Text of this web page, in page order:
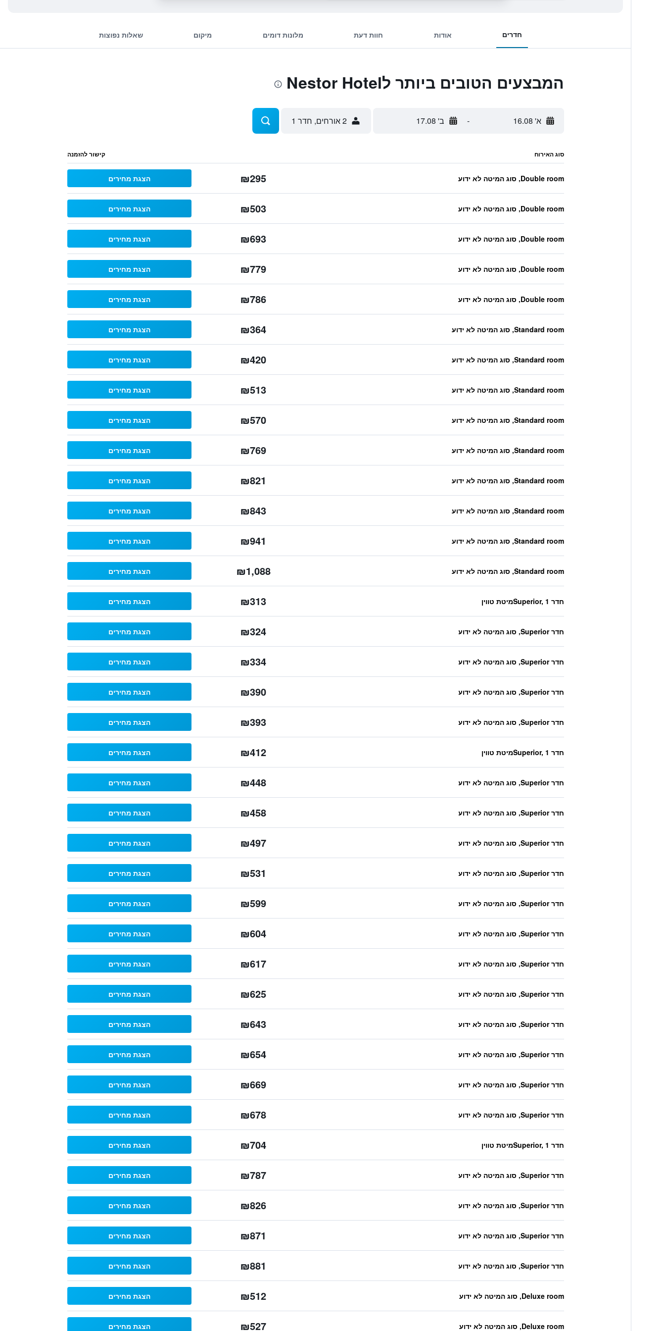
חדרים אודות חוות דעת מלונות דומים מיקום שאלות נפוצות
המבצעים הטובים ביותר לNestor Hotel
א' 16.08 - ב' 17.08 2 אורחים, חדר 1
סוג האירוח קישור להזמנה
Double room, סוג המיטה לא ידוע ₪295 הצגת מחירים
Double room, סוג המיטה לא ידוע ₪503 הצגת מחירים
Double room, סוג המיטה לא ידוע ₪693 הצגת מחירים
Double room, סוג המיטה לא ידוע ₪779 הצגת מחירים
Double room, סוג המיטה לא ידוע ₪786 הצגת מחירים
Standard room, סוג המיטה לא ידוע ₪364 הצגת מחירים
Standard room, סוג המיטה לא ידוע ₪420 הצגת מחירים
Standard room, סוג המיטה לא ידוע ₪513 הצגת מחירים
Standard room, סוג המיטה לא ידוע ₪570 הצגת מחירים
Standard room, סוג המיטה לא ידוע ₪769 הצגת מחירים
Standard room, סוג המיטה לא ידוע ₪821 הצגת מחירים
Standard room, סוג המיטה לא ידוע ₪843 הצגת מחירים
Standard room, סוג המיטה לא ידוע ₪941 הצגת מחירים
Standard room, סוג המיטה לא ידוע ₪1,088 הצגת מחירים
חדר Superior, 1מיטת טווין ₪313 הצגת מחירים
חדר Superior, סוג המיטה לא ידוע ₪324 הצגת מחירים
חדר Superior, סוג המיטה לא ידוע ₪334 הצגת מחירים
חדר Superior, סוג המיטה לא ידוע ₪390 הצגת מחירים
חדר Superior, סוג המיטה לא ידוע ₪393 הצגת מחירים
חדר Superior, 1מיטת טווין ₪412 הצגת מחירים
חדר Superior, סוג המיטה לא ידוע ₪448 הצגת מחירים
חדר Superior, סוג המיטה לא ידוע ₪458 הצגת מחירים
חדר Superior, סוג המיטה לא ידוע ₪497 הצגת מחירים
חדר Superior, סוג המיטה לא ידוע ₪531 הצגת מחירים
חדר Superior, סוג המיטה לא ידוע ₪599 הצגת מחירים
חדר Superior, סוג המיטה לא ידוע ₪604 הצגת מחירים
חדר Superior, סוג המיטה לא ידוע ₪617 הצגת מחירים
חדר Superior, סוג המיטה לא ידוע ₪625 הצגת מחירים
חדר Superior, סוג המיטה לא ידוע ₪643 הצגת מחירים
חדר Superior, סוג המיטה לא ידוע ₪654 הצגת מחירים
חדר Superior, סוג המיטה לא ידוע ₪669 הצגת מחירים
חדר Superior, סוג המיטה לא ידוע ₪678 הצגת מחירים
חדר Superior, 1מיטת טווין ₪704 הצגת מחירים
חדר Superior, סוג המיטה לא ידוע ₪787 הצגת מחירים
חדר Superior, סוג המיטה לא ידוע ₪826 הצגת מחירים
חדר Superior, סוג המיטה לא ידוע ₪871 הצגת מחירים
חדר Superior, סוג המיטה לא ידוע ₪881 הצגת מחירים
Deluxe room, סוג המיטה לא ידוע ₪512 הצגת מחירים
Deluxe room, סוג המיטה לא ידוע ₪527 הצגת מחירים